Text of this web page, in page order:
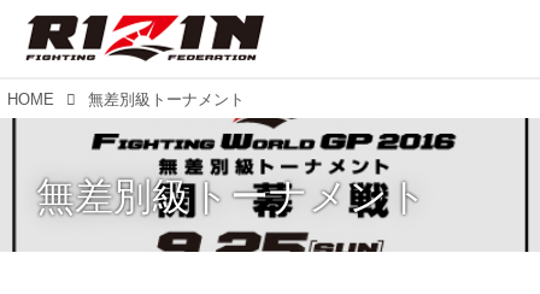
HOME 無差別級トーナメント
無差別級トーナメント